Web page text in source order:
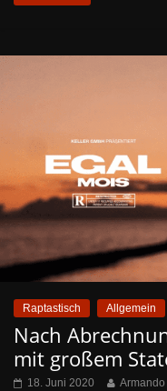
Raptastisch Allgemein
Nach
mit großem
18. Juni 2020